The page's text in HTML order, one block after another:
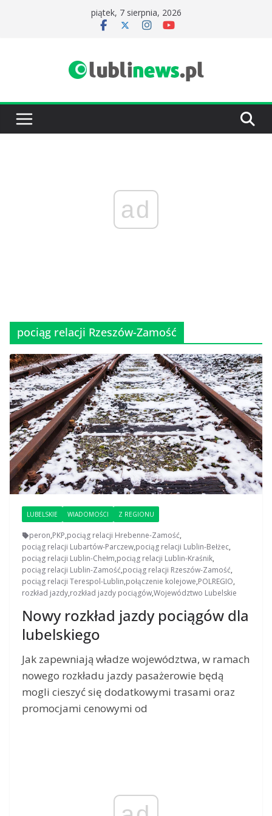
piątek, 7 sierpnia, 2026
ad
pociąg relacji Rzeszów-Zamość
LUBELSKIE WIADOMOŚCI Z REGIONU
peron,PKP,pociąg relacji Hrebenne-Zamość,
pociąg relacji Lubartów-Parczew,pociąg relacji Lublin-Bełżec,
pociąg relacji Lublin-Chełm,pociąg relacji Lublin-Kraśnik,
pociąg relacji Lublin-Zamość,pociąg relacji Rzeszów-Zamość,
pociąg relacji Terespol-Lublin,połączenie kolejowe,POLREGIO,
rozkład jazdy,rozkład jazdy pociągów,Województwo Lubelskie
Nowy rozkład jazdy pociągów dla
lubelskiego
Jak zapewniają władze województwa, w ramach
nowego rozkładu jazdy pasażerowie będą
mogli cieszyć się dodatkowymi trasami oraz
promocjami cenowymi od